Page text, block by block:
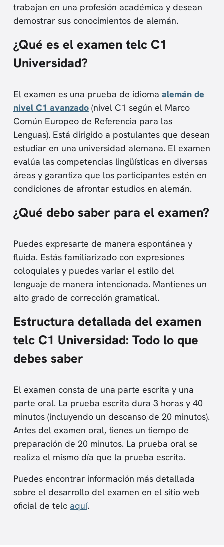
trabajan en una profesión académica y desean
demostrar sus conocimientos de alemán.
¿Qué es el examen telc C1
Universidad?
El examen es una prueba de idioma alemán de
nivel C1 avanzado (nivel C1 según el Marco
Común Europeo de Referencia para las
Lenguas). Está dirigido a postulantes que desean
estudiar en una universidad alemana. El examen
evalúa las competencias lingüísticas en diversas
áreas y garantiza que los participantes estén en
condiciones de afrontar estudios en alemán.
¿Qué debo saber para el examen?
Puedes expresarte de manera espontánea y
fluida. Estás familiarizado con expresiones
coloquiales y puedes variar el estilo del
lenguaje de manera intencionada. Mantienes un
alto grado de corrección gramatical.
Estructura detallada del examen
telc C1 Universidad: Todo lo que
debes saber
El examen consta de una parte escrita y una
parte oral. La prueba escrita dura 3 horas y 40
minutos (incluyendo un descanso de 20 minutos).
Antes del examen oral, tienes un tiempo de
preparación de 20 minutos. La prueba oral se
realiza el mismo día que la prueba escrita.
Puedes encontrar información más detallada
sobre el desarrollo del examen en el sitio web
oficial de telc aquí.